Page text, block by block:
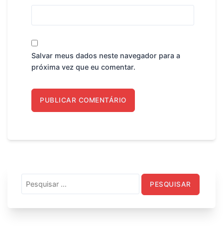
Salvar meus dados neste navegador para a
próxima vez que eu comentar.
por: